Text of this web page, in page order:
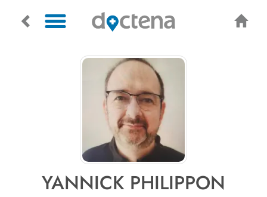
YANNICK PHILIPPON